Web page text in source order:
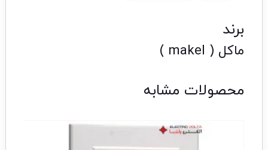
برند
ماکل ( makel )
محصولات مشابه